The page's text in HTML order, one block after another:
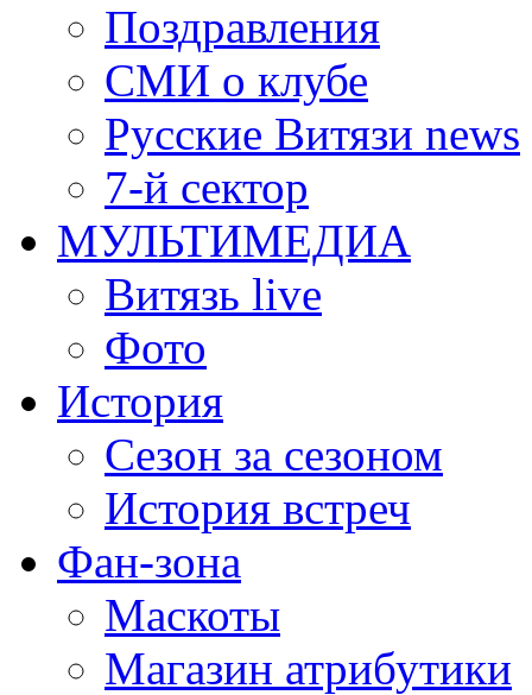
Поздравления
СМИ о клубе
Русские Витязи news
7-й сектор
МУЛЬТИМЕДИА
Витязь live
Фото
История
Сезон за сезоном
История встреч
Фан-зона
Маскоты
Магазин атрибутики